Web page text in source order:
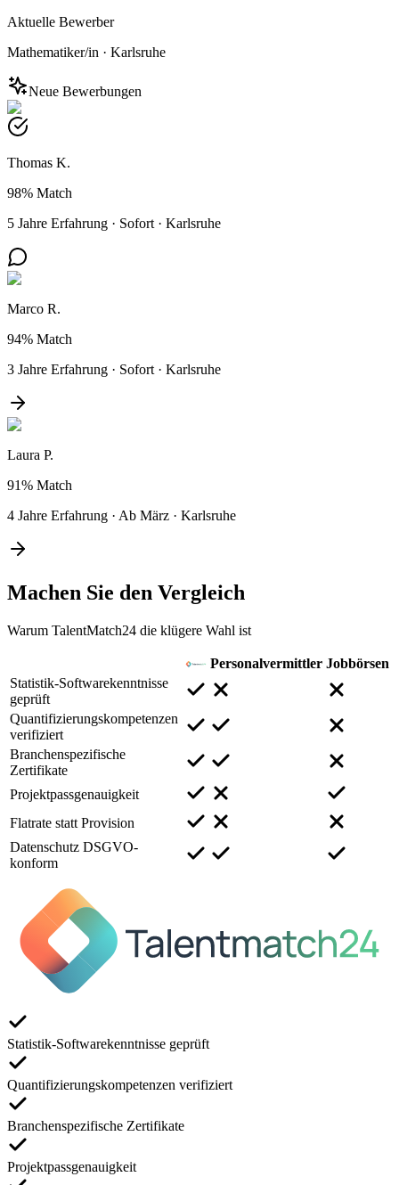
Aktuelle Bewerber
Mathematiker/in · Karlsruhe
Neue Bewerbungen
Thomas K.
98% Match
5 Jahre Erfahrung · Sofort · Karlsruhe
Marco R.
94% Match
3 Jahre Erfahrung · Sofort · Karlsruhe
Laura P.
91% Match
4 Jahre Erfahrung · Ab März · Karlsruhe
Machen Sie den Vergleich
Warum TalentMatch24 die klügere Wahl ist
Personalvermittler Jobbörsen
Statistik-Softwarekenntnisse
geprüft
Quantifizierungskompetenzen
verifiziert
Branchenspezifische
Zertifikate
Projektpassgenauigkeit
Flatrate statt Provision
Datenschutz DSGVO-
konform
Statistik-Softwarekenntnisse geprüft
Quantifizierungskompetenzen verifiziert
Branchenspezifische Zertifikate
Projektpassgenauigkeit